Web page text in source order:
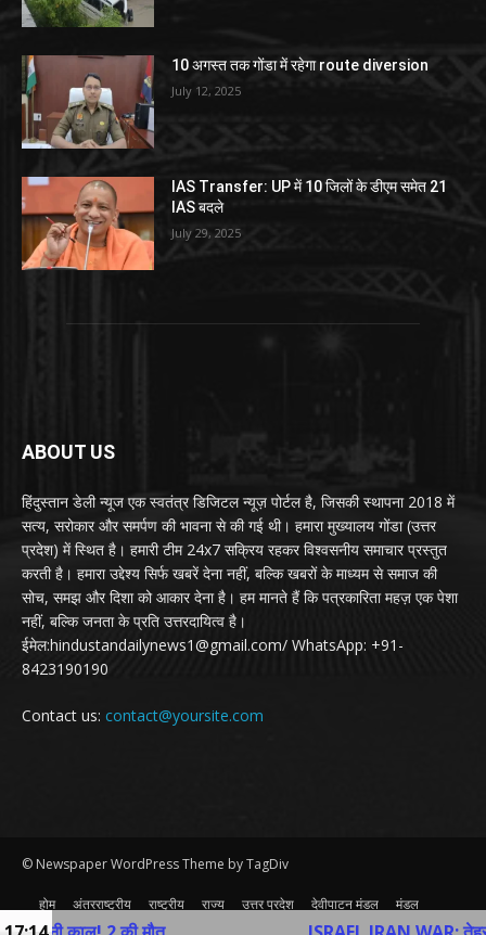
10 अगस्त तक गोंडा में रहेगा route diversion
July 12, 2025
IAS Transfer: UP में 10 जिलों के डीएम समेत 21
IAS बदले
July 29, 2025
ABOUT US
हिंदुस्तान डेली न्यूज एक स्वतंत्र डिजिटल न्यूज़ पोर्टल है, जिसकी स्थापना 2018 में
सत्य, सरोकार और समर्पण की भावना से की गई थी। हमारा मुख्यालय गोंडा (उत्तर
प्रदेश) में स्थित है। हमारी टीम 24x7 सक्रिय रहकर विश्वसनीय समाचार प्रस्तुत
करती है। हमारा उद्देश्य सिर्फ खबरें देना नहीं, बल्कि खबरों के माध्यम से समाज की
सोच, समझ और दिशा को आकार देना है। हम मानते हैं कि पत्रकारिता महज़ एक पेशा
नहीं, बल्कि जनता के प्रति उत्तरदायित्व है।
ईमेल:hindustandailynews1@gmail.com/ WhatsApp: +91-
8423190190
Contact us: contact@yoursite.com
© Newspaper WordPress Theme by TagDiv
होम अंतरराष्ट्रीय राष्ट्रीय राज्य उत्तर प्रदेश देवीपाटन मंडल
मंडल
व्यापार
खेल अन्य Contact Us